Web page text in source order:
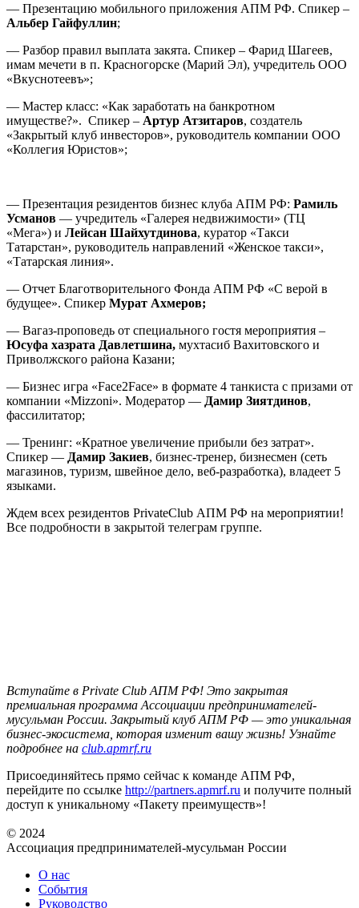
— Презентацию мобильного приложения АПМ РФ. Спикер –
Альбер Гайфуллин;
— Разбор правил выплата закята. Спикер – Фарид Шагеев,
имам мечети в п. Красногорске (Марий Эл), учредитель ООО
«Вкуснотеевъ»;
— Мастер класс: «Как заработать на банкротном
имуществе?». Спикер – Артур Атзитаров, создатель
«Закрытый клуб инвесторов», руководитель компании ООО
«Коллегия Юристов»;
— Презентация резидентов бизнес клуба АПМ РФ: Рамиль
Усманов — учредитель «Галерея недвижимости» (ТЦ
«Мега») и Лейсан Шайхутдинова, куратор «Такси
Татарстан», руководитель направлений «Женское такси»,
«Татарская линия».
— Отчет Благотворительного Фонда АПМ РФ «С верой в
будущее». Спикер Мурат Ахмеров;
— Вагаз-проповедь от специального гостя мероприятия –
Юсуфа хазрата Давлетшина, мухтасиб Вахитовского и
Приволжского района Казани;
— Бизнес игра «Face2Face» в формате 4 танкиста с призами от
компании «Mizzoni». Модератор — Дамир Зиятдинов,
фассилитатор;
— Тренинг: «Кратное увеличение прибыли без затрат».
Спикер — Дамир Закиев, бизнес-тренер, бизнесмен (сеть
магазинов, туризм, швейное дело, веб-разработка), владеет 5
языками.
Ждем всех резидентов PrivateClub АПМ РФ на мероприятии!
Все подробности в закрытой телеграм группе.
Вступайте в Private Club АПМ РФ! Это закрытая
премиальная программа Ассоциации предпринимателей-
мусульман России. Закрытый клуб АПМ РФ — это уникальная
бизнес-экосистема, которая изменит вашу жизнь! Узнайте
подробнее на club.apmrf.ru
Присоединяйтесь прямо сейчас к команде АПМ РФ,
перейдите по ссылке http://partners.apmrf.ru и получите полный
доступ к уникальному «Пакету преимуществ»!
© 2024
Ассоциация предпринимателей-мусульман России
О нас
События
Руководство